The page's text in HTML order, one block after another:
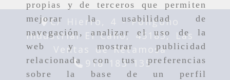
propias y de terceros que permiten
mejorar la usabilidad de
navegación, analizar el uso de la
web y mostrar publicidad
relacionada con tus preferencias
sobre la base de un perfil
C/ Hierro, 4 -Polígono
Industrial El Caño, 45183, Las
Ventas de Retamosa
918 183 135